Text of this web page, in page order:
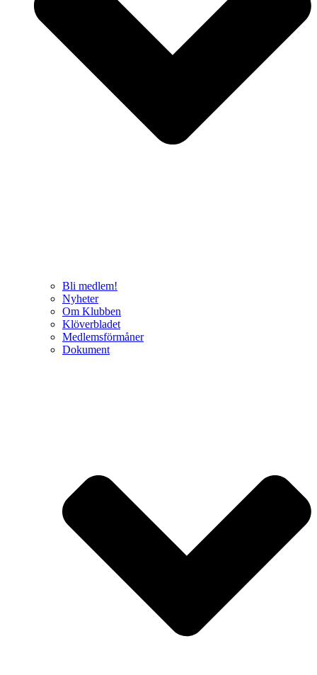
Bli medlem!
Nyheter
Om Klubben
Klöverbladet
Medlemsförmåner
Dokument